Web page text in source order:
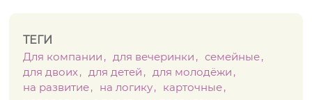
ТЕГИ
Для компании
для вечеринки
семейные
для двоих
для детей
для молодёжи
на развитие
на логику
карточные